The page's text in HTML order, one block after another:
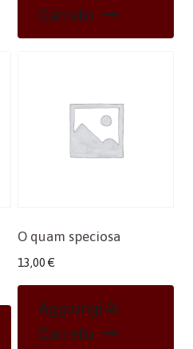
Carrello
O quam speciosa
13,00 €
Aggiungi Al
Carrello